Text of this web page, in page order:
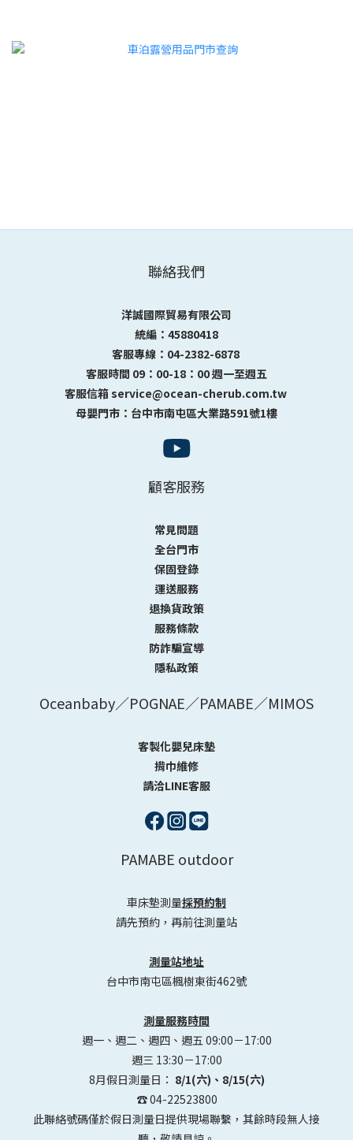
聯絡我們
洋誠國際貿易有限公司
統編：45880418
客服專線：04-2382-6878
客服時間 09：00-18：00 週一至週五
客服信箱 service@ocean-cherub.com.tw
母嬰門市：台中市南屯區大業路591號1樓
顧客服務
常見問題
全台門市
保固登錄
運送服務
退換貨政策
服務條款
防詐騙宣導
隱私政策
Oceanbaby／POGNAE／PAMABE／MIMOS
客製化嬰兒床墊
揹巾維修
請洽LINE客服
PAMABE outdoor
車床墊測量採預約制
請先預約，再前往測量站
測量站地址
台中市南屯區楓樹東街462號
測量服務時間
週一、週二、週四、週五 09:00－17:00
週三 13:30－17:00
8月假日測量日： 8/1(六)、8/15(六)
☎️ 04-22523800
此聯絡號碼僅於假日測量日提供現場聯繫，其餘時段無人接